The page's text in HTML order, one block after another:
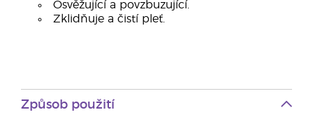
Osvěžující a povzbuzující.
Zklidňuje a čistí pleť.
Způsob použití